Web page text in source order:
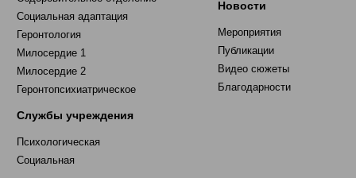
Социальная адаптация
Геронтология
Милосердие 1
Милосердие 2
Геронтопсихиатрическое
Службы учреждения
Психологическая
Социальная
Новости
Мероприятия
Публикации
Видео сюжеты
Благодарности